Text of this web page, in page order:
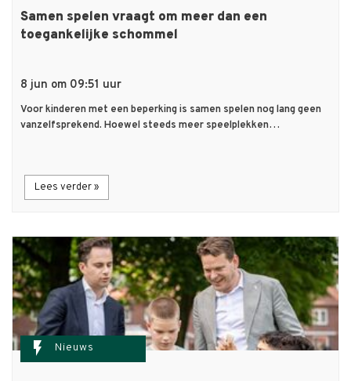
Samen spelen vraagt om meer dan een
toegankelijke schommel
8 jun om 09:51 uur
Voor kinderen met een beperking is samen spelen nog lang geen
vanzelfsprekend. Hoewel steeds meer speelplekken…
Lees verder »
flash_on Nieuws